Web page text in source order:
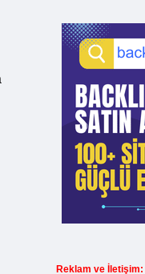
Reklam ve İletişim: